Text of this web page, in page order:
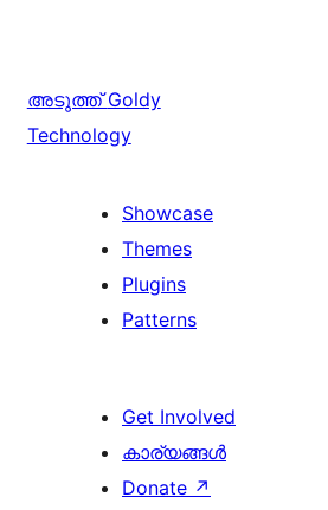
അടുത്ത്Goldy
Technology
Showcase
Themes
Plugins
Patterns
Get Involved
കാര്യങ്ങള്‍
Donate ↗